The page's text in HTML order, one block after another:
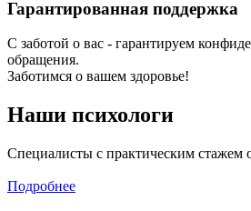
Гарантированная поддержка
С заботой о вас - гарантируем
обращения.
Заботимся о вашем здоровье!
Наши психологи
Специалисты с практическим стажем
Подробнее